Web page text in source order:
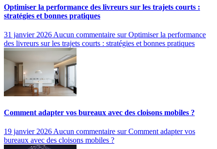
Optimiser la performance des livreurs sur les trajets courts :
stratégies et bonnes pratiques
31 janvier 2026 Aucun commentaire sur Optimiser la performance
des livreurs sur les trajets courts : stratégies et bonnes pratiques
Comment adapter vos bureaux avec des cloisons mobiles ?
19 janvier 2026Aucun commentaire sur Comment adapter vos
bureaux avec des cloisons mobiles ?